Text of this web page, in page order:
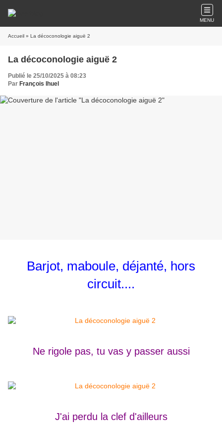
MENU
Accueil » La décoconologie aiguë 2
La décoconologie aiguë 2
Publié le 25/10/2025 à 08:23
Par François Ihuel
Barjot, maboule, déjanté, hors
circuit....
Ne rigole pas, tu vas y passer aussi
J'ai perdu la clef d'ailleurs